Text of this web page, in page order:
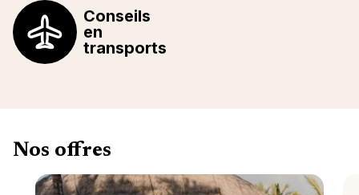
Conseils
en
transports
Nos offres